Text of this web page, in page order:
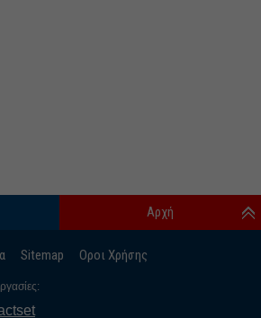
Sitemap Οροι Χρήσης
Αρχή